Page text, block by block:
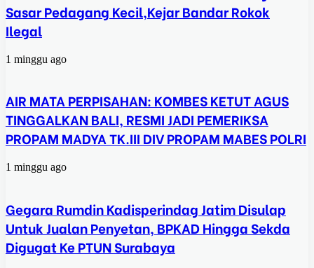
Sasar Pedagang Kecil,Kejar Bandar Rokok
Ilegal
1 minggu ago
AIR MATA PERPISAHAN: KOMBES KETUT AGUS
TINGGALKAN BALI, RESMI JADI PEMERIKSA
PROPAM MADYA TK.III DIV PROPAM MABES POLRI
1 minggu ago
Gegara Rumdin Kadisperindag Jatim Disulap
Untuk Jualan Penyetan, BPKAD Hingga Sekda
Digugat Ke PTUN Surabaya